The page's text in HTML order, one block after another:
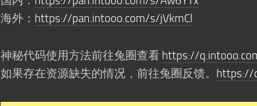
海外： https://pan.intooo.com/s/jVkmCl
神秘代码使用方法前往兔圈查看 https://
如果存在资源缺失的情况，前往兔圈反馈。 https://